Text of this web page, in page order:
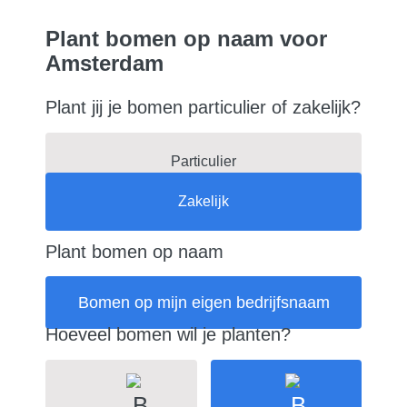
Plant bomen op naam voor
Amsterdam
Plant jij je bomen particulier of zakelijk?
Particulier
Zakelijk
Plant bomen op naam
Bomen op mijn eigen bedrijfsnaam
Hoeveel bomen wil je planten?